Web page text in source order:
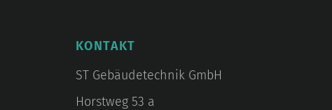
KONTAKT
ST Gebäudetechnik GmbH
Horstweg 53 a